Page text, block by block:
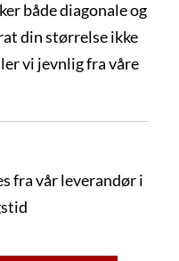
både diagonale og
din størrelse ikke
vi jevnlig fra våre
fra vår leverandør i